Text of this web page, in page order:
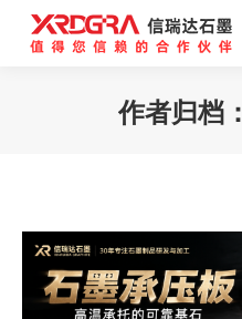
作者归档：